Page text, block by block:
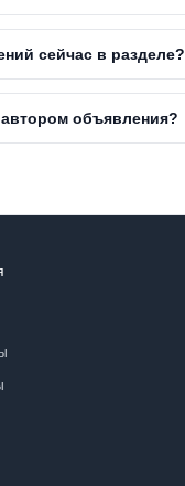
сейчас в разделе?
автором объявления?